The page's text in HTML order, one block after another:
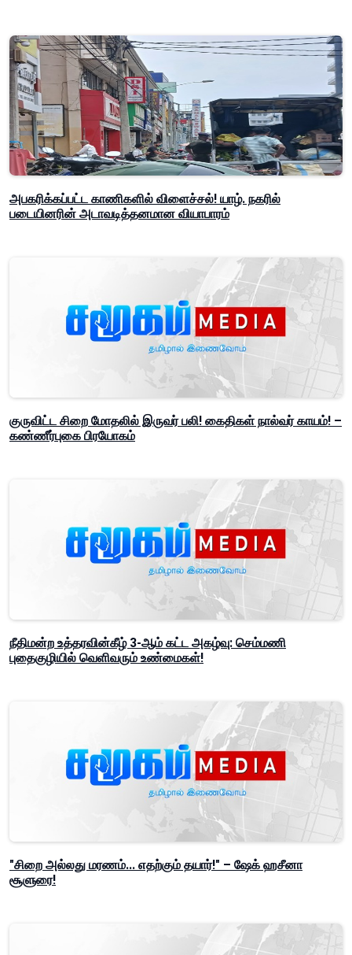
அபகரிக்கப்பட்ட காணிகளில் விளைச்சல்! யாழ். நகரில்
படையினரின் அடாவடித்தனமான வியாபாரம்
குருவிட்ட சிறை மோதலில் இருவர் பலி! கைதிகள் நால்வர் காயம்! –
கண்ணீர்புகை பிரயோகம்
நீதிமன்ற உத்தரவின்கீழ் 3-ஆம் கட்ட அகழ்வு: செம்மணி
புதைகுழியில் வெளிவரும் உண்மைகள்!
"சிறை அல்லது மரணம்... எதற்கும் தயார்!" – ஷேக் ஹசீனா
சூளுரை!